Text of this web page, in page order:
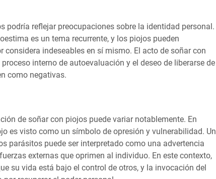
podría reflejar preocupaciones sobre la identidad personal.
es un tema recurrente, y los piojos pueden
considera indeseables en sí mismo. El acto de soñar con
interno de autoevaluación y el deseo de liberarse de
como negativas.
de soñar con piojos puede variar notablemente. En
es visto como un símbolo de opresión y vulnerabilidad. Un
parásitos puede ser interpretado como una advertencia
externas que oprimen al individuo. En este contexto,
su vida está bajo el control de otros, y la invocación del